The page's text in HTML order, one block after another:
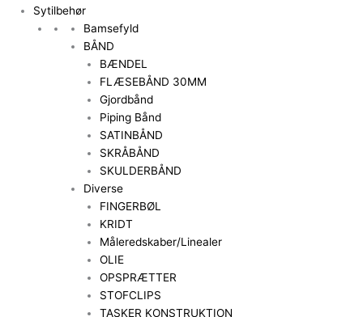
Sytilbehør
Bamsefyld
BÅND
BÆNDEL
FLÆSEBÅND 30MM
Gjordbånd
Piping Bånd
SATINBÅND
SKRÅBÅND
SKULDERBÅND
Diverse
FINGERBØL
KRIDT
Måleredskaber/Linealer
OLIE
OPSPRÆTTER
STOFCLIPS
TASKER KONSTRUKTION